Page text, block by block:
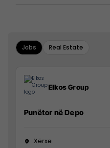
Jobs Real Estate
Elkos Group
Punëtor në Depo
Xërxe